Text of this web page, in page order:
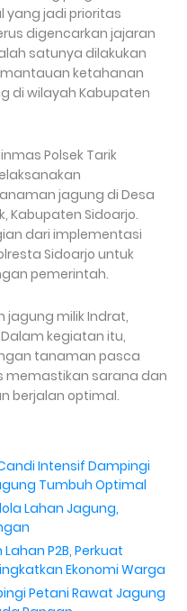
jadi prioritas
digencarkan jajaran
satunya dilakukan
ketahanan
di wilayah Kabupaten
Polsek Tarik
jagung di Desa
Kabupaten Sidoarjo.
dari implementasi
Sidoarjo untuk
pemerintah.
jagung milik Indrat,
kegiatan itu,
tanaman pasca
memastikan sarana dan
berjalan optimal.
Intensif Dampingi
Tumbuh Optimal
Lahan Jagung,
P2B, Perkuat
Ekonomi Warga
Petani Rawat Jagung